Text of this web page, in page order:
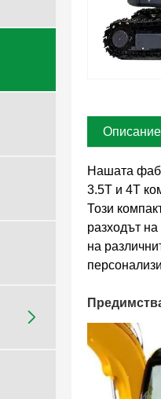

Нашата
3.5T и 4T
Този
разходът
на